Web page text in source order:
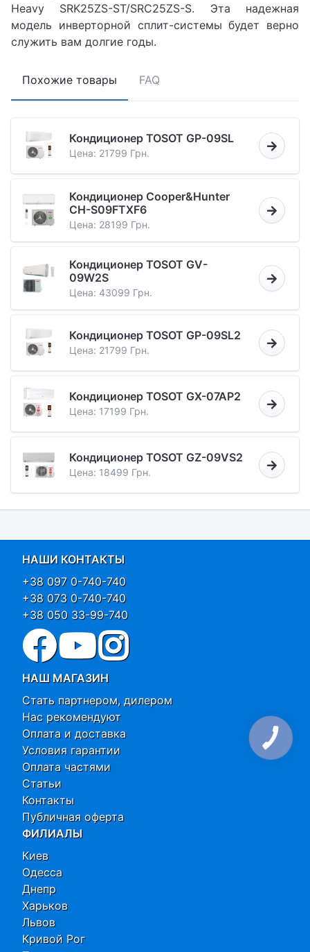
Heavy SRK25ZS-ST/SRC25ZS-S. Эта надежная
модель инверторной сплит-системы будет верно
служить вам долгие годы.
Похожие товары FAQ
Кондиционер TOSOT GP-09SL
Цена: 21799 Грн.
Кондиционер Cooper&Hunter
CH-S09FTXF6
Цена: 28199 Грн.
Кондиционер TOSOT GV-
09W2S
Цена: 43099 Грн.
Кондиционер TOSOT GP-09SL2
Цена: 21799 Грн.
Кондиционер TOSOT GX-07AP2
Цена: 17199 Грн.
Кондиционер TOSOT GZ-09VS2
Цена: 18499 Грн.
НАШИ КОНТАКТЫ
+38 097 0-740-740
+38 073 0-740-740
+38 050 33-99-740
НАШ МАГАЗИН
Стать партнером, дилером
Нас рекомендуют
Оплата и доставка
Условия гарантии
Оплата частями
Статьи
Контакты
Публичная оферта
ФИЛИАЛЫ
Киев
Одесса
Днепр
Харьков
Львов
Кривой Рог